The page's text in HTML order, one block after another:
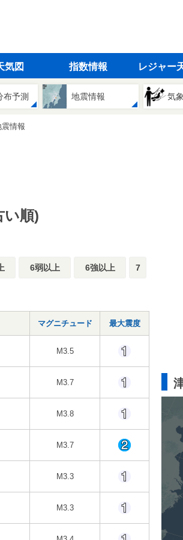
気図 指数情報 レジャー
布予測 地震情報 気
情報
い順)
6弱以上 6強以上 7
マグニチュード 最大震度
M3.5
M3.7
M3.8
M3.7
M3.3
M3.3